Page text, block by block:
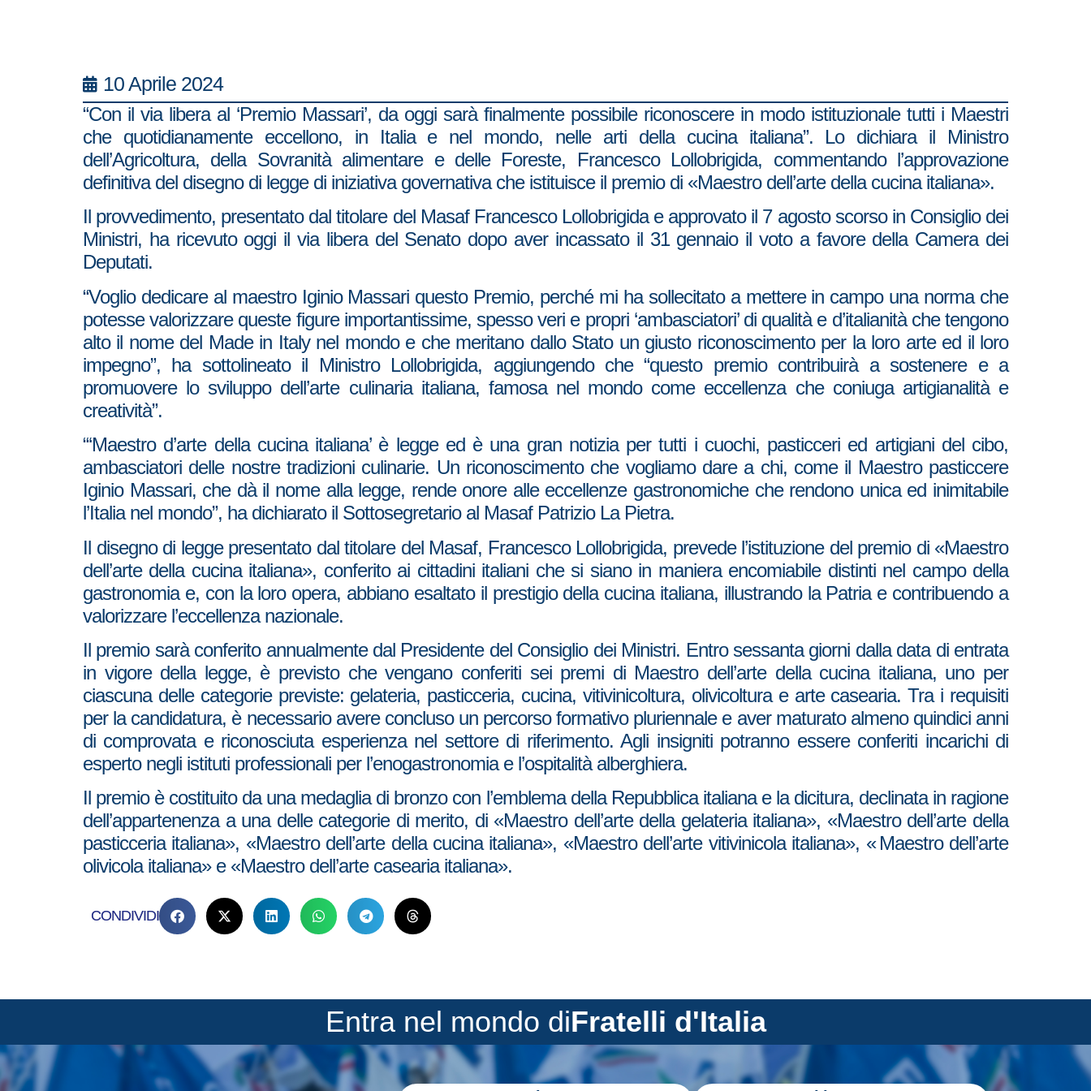
10 Aprile 2024
“Con il via libera al ‘Premio Massari’, da oggi sarà finalmente possibile riconoscere in modo istituzionale tutti i Maestri
che quotidianamente eccellono, in Italia e nel mondo, nelle arti della cucina italiana”. Lo dichiara il Ministro
dell’Agricoltura, della Sovranità alimentare e delle Foreste, Francesco Lollobrigida, commentando l’approvazione
definitiva del disegno di legge di iniziativa governativa che istituisce il premio di «Maestro dell’arte della cucina italiana».
Il provvedimento, presentato dal titolare del Masaf Francesco Lollobrigida e approvato il 7 agosto scorso in Consiglio dei
Ministri, ha ricevuto oggi il via libera del Senato dopo aver incassato il 31 gennaio il voto a favore della Camera dei
Deputati.
“Voglio dedicare al maestro Iginio Massari questo Premio, perché mi ha sollecitato a mettere in campo una norma che
potesse valorizzare queste figure importantissime, spesso veri e propri ‘ambasciatori’ di qualità e d’italianità che tengono
alto il nome del Made in Italy nel mondo e che meritano dallo Stato un giusto riconoscimento per la loro arte ed il loro
impegno”, ha sottolineato il Ministro Lollobrigida, aggiungendo che “questo premio contribuirà a sostenere e a
promuovere lo sviluppo dell’arte culinaria italiana, famosa nel mondo come eccellenza che coniuga artigianalità e
creatività”.
“‘Maestro d’arte della cucina italiana’ è legge ed è una gran notizia per tutti i cuochi, pasticceri ed artigiani del cibo,
ambasciatori delle nostre tradizioni culinarie. Un riconoscimento che vogliamo dare a chi, come il Maestro pasticcere
Iginio Massari, che dà il nome alla legge, rende onore alle eccellenze gastronomiche che rendono unica ed inimitabile
l’Italia nel mondo”, ha dichiarato il Sottosegretario al Masaf Patrizio La Pietra.
Il disegno di legge presentato dal titolare del Masaf, Francesco Lollobrigida, prevede l’istituzione del premio di «Maestro
dell’arte della cucina italiana», conferito ai cittadini italiani che si siano in maniera encomiabile distinti nel campo della
gastronomia e, con la loro opera, abbiano esaltato il prestigio della cucina italiana, illustrando la Patria e contribuendo a
valorizzare l’eccellenza nazionale.
Il premio sarà conferito annualmente dal Presidente del Consiglio dei Ministri. Entro sessanta giorni dalla data di entrata
in vigore della legge, è previsto che vengano conferiti sei premi di Maestro dell’arte della cucina italiana, uno per
ciascuna delle categorie previste: gelateria, pasticceria, cucina, vitivinicoltura, olivicoltura e arte casearia. Tra i requisiti
per la candidatura, è necessario avere concluso un percorso formativo pluriennale e aver maturato almeno quindici anni
di comprovata e riconosciuta esperienza nel settore di riferimento. Agli insigniti potranno essere conferiti incarichi di
esperto negli istituti professionali per l’enogastronomia e l’ospitalità alberghiera.
Il premio è costituito da una medaglia di bronzo con l’emblema della Repubblica italiana e la dicitura, declinata in ragione
dell’appartenenza a una delle categorie di merito, di «Maestro dell’arte della gelateria italiana», «Maestro dell’arte della
pasticceria italiana», «Maestro dell’arte della cucina italiana», «Maestro dell’arte vitivinicola italiana», « Maestro dell’arte
olivicola italiana» e «Maestro dell’arte casearia italiana».
CONDIVIDI
Entra nel mondo diFratelli d'Italia